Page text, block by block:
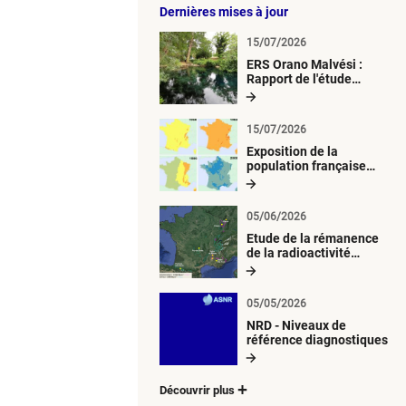
Dernières mises à jour
ERS Orano Malvési :
Rapport de l'étude
radiologique du milieu
15/07/2026
Exposition de la
population française
métropolitaine aux
atmosphériques
radioactives depuis 1945
15/07/2026
Etude de la rémanence
de la radioactivité
d’origine artificielle
05/06/2026
NRD - Niveaux de
référence diagnostiques
05/05/2026
Découvrir plus